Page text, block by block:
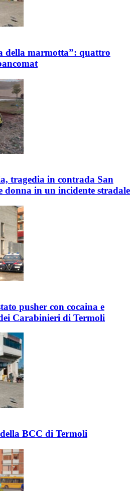
della marmotta”: quattro
tragedia in contrada San
donna in un incidente stradale
pusher con cocaina e
Carabinieri di Termoli
BCC di Termoli